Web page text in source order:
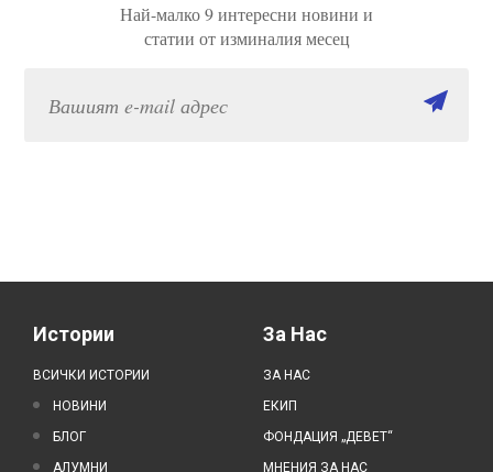
Най-малко 9 интересни новини и
статии от изминалия месец
Истории
ВСИЧКИ ИСТОРИИ
НОВИНИ
БЛОГ
АЛУМНИ
За Нас
ЗА НАС
ЕКИП
ФОНДАЦИЯ „ДЕВЕТ“
МНЕНИЯ ЗА НАС